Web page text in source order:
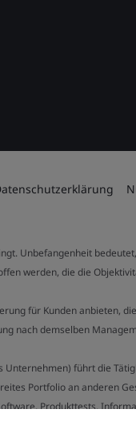
Unbefangenheit
werden, die die
für Kunden anbieten,
nach demselben
führt die
Portfolio an anderen
Produkttests,